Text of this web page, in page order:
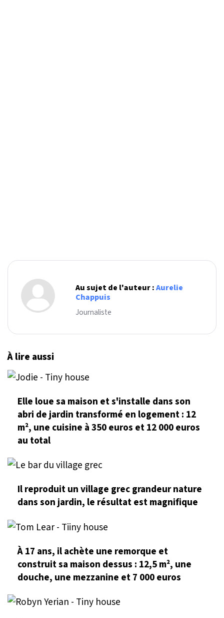
Au sujet de l'auteur :Aurelie
Chappuis
Journaliste
À lire aussi
Elle loue sa maison et s'installe dans son
abri de jardin transformé en logement : 12
m², une cuisine à 350 euros et 12 000 euros
au total
Il reproduit un village grec grandeur nature
dans son jardin, le résultat est magnifique
À 17 ans, il achète une remorque et
construit sa maison dessus : 12,5 m², une
douche, une mezzanine et 7 000 euros